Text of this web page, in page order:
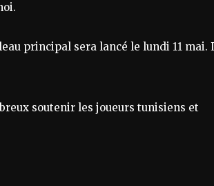
principal sera lancé le lundi 11 mai.
soutenir les joueurs tunisiens et